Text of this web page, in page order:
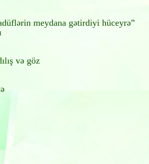
meydana gətirdiyi hüceyrə”
və göz